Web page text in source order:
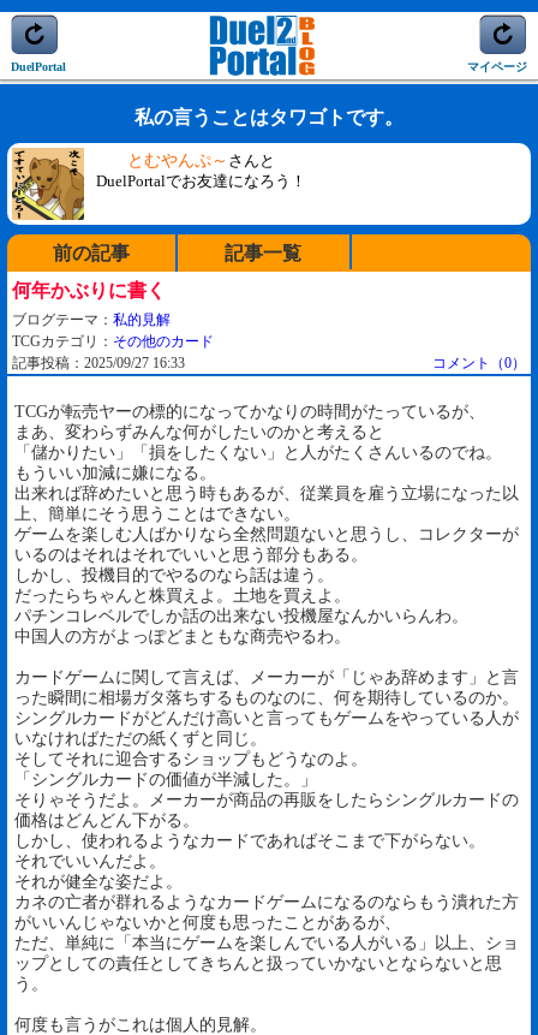
DuelPortal マイページ
私の言うことはタワゴトです。
とむやんぷ～ さんと
DuelPortalでお友達になろう！
前の記事
記事一覧
何年かぶりに書く
ブログテーマ： 私的見解
TCGカテゴリ： その他のカード
記事投稿：2025/09/27 16:33
コメント（0）
TCGが転売ヤーの標的になってかなりの時間がたっているが、
まあ、変わらずみんな何がしたいのかと考えると
「儲かりたい」「損をしたくない」と人がたくさんいるのでね。
もういい加減に嫌になる。
出来れば辞めたいと思う時もあるが、従業員を雇う立場になった以
上、簡単にそう思うことはできない。
ゲームを楽しむ人ばかりなら全然問題ないと思うし、コレクターが
いるのはそれはそれでいいと思う部分もある。
しかし、投機目的でやるのなら話は違う。
だったらちゃんと株買えよ。土地を買えよ。
パチンコレベルでしか話の出来ない投機屋なんかいらんわ。
中国人の方がよっぽどまともな商売やるわ。
カードゲームに関して言えば、メーカーが「じゃあ辞めます」と言
った瞬間に相場ガタ落ちするものなのに、何を期待しているのか。
シングルカードがどんだけ高いと言ってもゲームをやっている人が
いなければただの紙くずと同じ。
そしてそれに迎合するショップもどうなのよ。
「シングルカードの価値が半減した。」
そりゃそうだよ。メーカーが商品の再販をしたらシングルカードの
価格はどんどん下がる。
しかし、使われるようなカードであればそこまで下がらない。
それでいいんだよ。
それが健全な姿だよ。
カネの亡者が群れるようなカードゲームになるのならもう潰れた方
がいいんじゃないかと何度も思ったことがあるが、
ただ、単純に「本当にゲームを楽しんでいる人がいる」以上、ショ
ップとしての責任としてきちんと扱っていかないとならないと思
う。
何度も言うがこれは個人的見解。